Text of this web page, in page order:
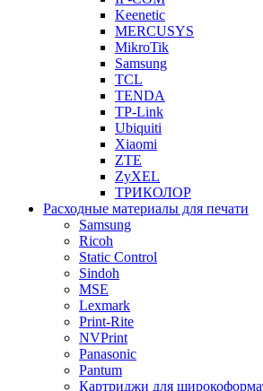
Keenetic
MERCUSYS
MikroTik
Samsung
TCL
TENDA
TP-Link
Ubiquiti
Xiaomi
ZTE
ZyXEL
ТРИКОЛОР
Расходные материалы для печати
Samsung
Ricoh
Static Control
Sindoh
MSE
Lexmark
Print-Rite
NVPrint
Panasonic
Pantum
Картриджи для